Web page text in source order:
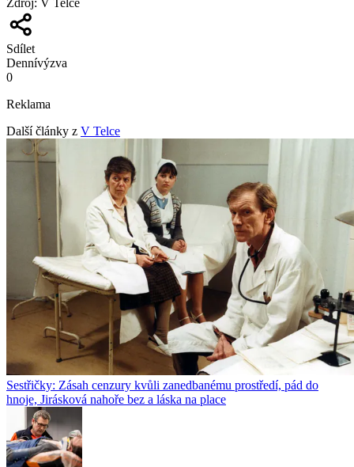
Sdílet
Dennívýzva
0
Reklama
Další články z V Telce
Sestřičky: Zásah cenzury kvůli zanedbanému prostředí, pád do
hnoje, Jirásková nahoře bez a láska na place